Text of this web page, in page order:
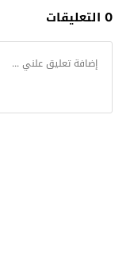
0 التعليقات